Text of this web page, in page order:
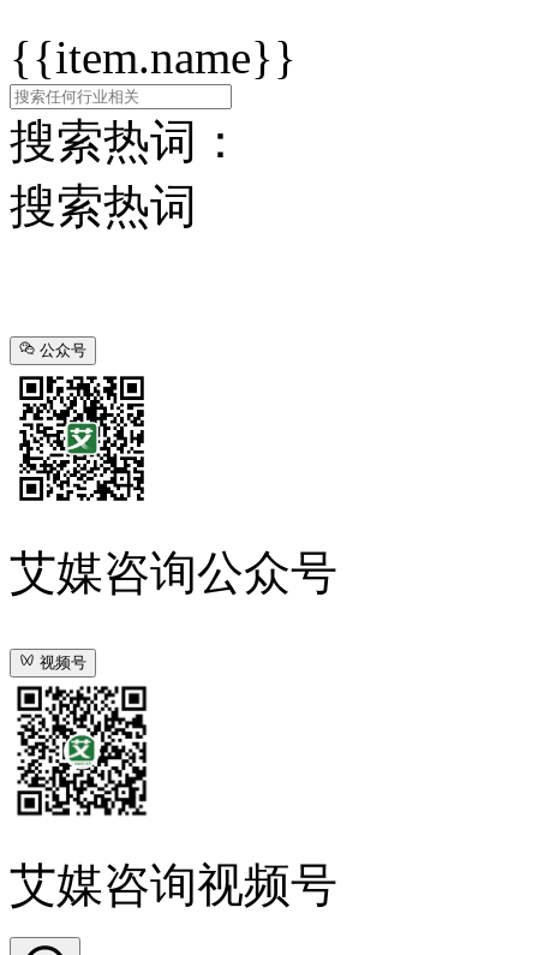
{{item.name}}
搜索热词：
搜索热词
公众号
艾媒咨询公众号
视频号
艾媒咨询视频号